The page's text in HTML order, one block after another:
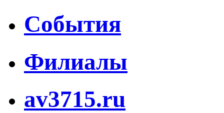
События
Филиалы
av3715.ru